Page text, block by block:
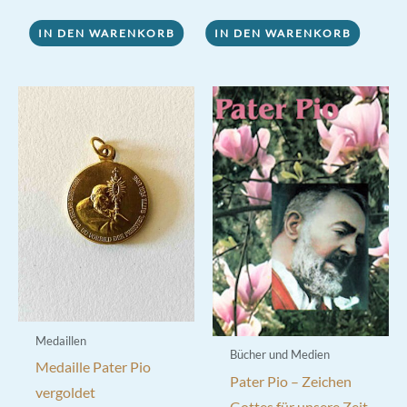
IN DEN WARENKORB IN DEN WARENKORB
Medaillen
Medaille Pater Pio
vergoldet
Bücher und Medien
Pater Pio – Zeichen